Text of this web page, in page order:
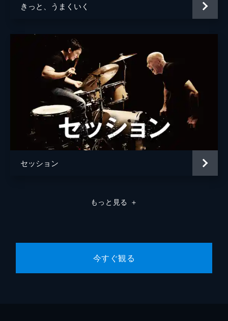
きっと、うまくいく
セッション
もっと見る ＋
今すぐ観る